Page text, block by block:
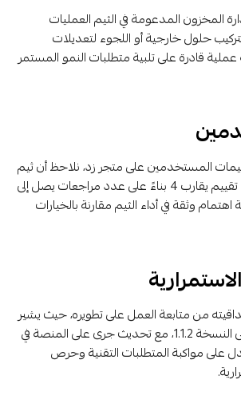
المخزون المدعومة في الثيم العمليات
حلول خارجية أو اللجوء لتعديلات
قادرة على تلبية متطلبات النمو المستمر
المستخدمين على متجر زد، نلاحظ أن ثيم
كيان حاز على متوسط تقييم يقارب 4 بناءً على عدد مراجعات يصل إلى
وثقة في أداء الثيم مقارنة بالخيارات
من متابعة العمل على تطويره، حيث يشير
أحدث إصدار متوفر إلى النسخة 1.1.2، مع تحديث جرى على المنصة في
مما يدل على مواكبة المتطلبات التقنية وحرص